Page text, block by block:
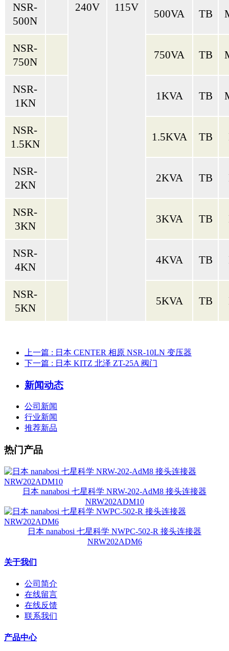
240V
115V
NSR-
500N
500VA TB
NSR-
750N
750VA TB
NSR-
1KN
1KVA TB
NSR-
1.5KN
1.5KVA TB
NSR-
2KN
2KVA TB
NSR-
3KN
3KVA TB
NSR-
4KN
4KVA TB
NSR-
5KN
5KVA TB
上一篇 : 日本 CENTER 相原 NSR-10LN 变压器
下一篇 : 日本 KITZ 北泽 ZT-25A 阀门
新闻动态
公司新闻
行业新闻
推荐新品
热门产品
日本 nanabosi 七星科学 NRW-202-AdM8 接头连接器
NRW202ADM10
日本 nanabosi 七星科学 NWPC-502-R 接头连接器
NRW202ADM6
关于我们
公司简介
在线留言
在线反馈
联系我们
产品中心